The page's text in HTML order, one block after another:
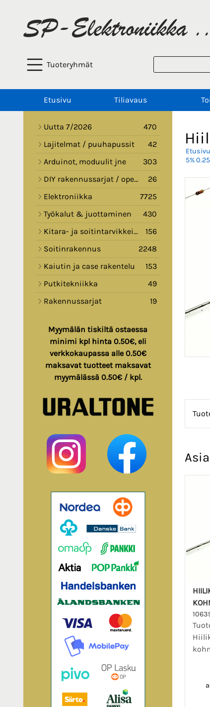
Tuoteryhmät
Etusivu Tiliavaus
Uutta 7/2026
470
Lajitelmat / puuhapussit
42
Arduinot, moduulit jne
303
DIY rakennussarjat / opetussarjat
26
Elektroniikka
7725
Työkalut & juottaminen
430
Kitara- ja soitintarvikkeita
156
Soitinrakennus
2248
Kaiutin ja case rakentelu
153
Putkitekniikka
49
Rakennussarjat
19
Myymälän tiskiltä ostaessa
minimi kpl hinta 0.50€, eli
verkkokaupassa alle 0.50€
maksavat tuotteet maksavat
myymälässä 0.50€ / kpl.
Etusivu
5%